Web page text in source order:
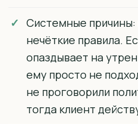
Системные
нечёткие правила.
опаздывает на
ему просто не
не проговорили
тогда клиент